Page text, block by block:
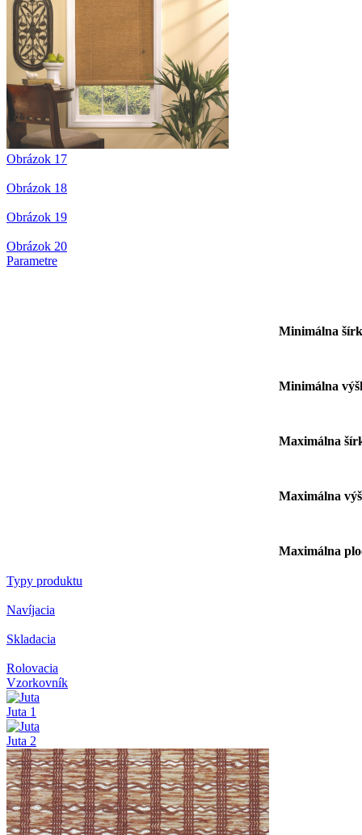
Obrázok 17
Obrázok 18
Obrázok 19
Obrázok 20
Parametre
Minimálna
Maximálna
Maximálna
Typy produktu
Navíjacia
Skladacia
Rolovacia
Vzorkovník
Juta 1
Juta 2